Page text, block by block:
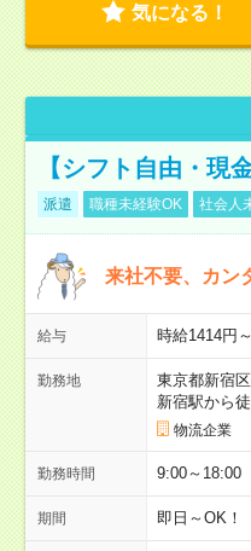
気になる！
【シフト自由・現
派遣 職種未経験OK 社会人
来社不要、カン
給与 時給1414
勤務地
東京都新宿区
新宿駅から
物流企業
勤務時間 9:00～18:00
期間 即日～OK！